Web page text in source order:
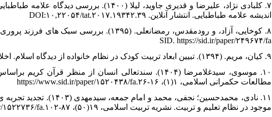
۷. کلبادی نژاد، علیرضا و قدیری جاوید، لیلا
اندیشه علامه طباطبایی. انتشار آنلاین. DOI:۱۰,۲۲۰۵۴/tat.۲۰۱۷.۱۹۳۴۲.۳۹
SID. https://sid.ir/paper/۲۴۹۶۷۴/fa
۹. کیان، مریم. (۱۳۹۴). تبیین ابعاد تربیت کودک در نظام خانواده از دیدگاه اسلام. اخلاق، ۵(۱۸ (پیاپی ۴۰))، ۹-۳۵. SID. https://sid.ir/paper/۵۰۵۹۷۰/fa
مطالعات حکمرانی اسلامی، ۱(۱)، ۱۶-۲۶.https://www.sid.ir/paper/۱۵۲۰۴۳۸/fa
۱۱. نادی، محمدحسین؛
موجود در نظام تعلیم و تربیت. نشریه تربیت اسلامی، ۱۹(۵۰)، ۸۷-۱۰۲.https://www.sid.ir/paper/۱۵۲۲۷۳۶/fa